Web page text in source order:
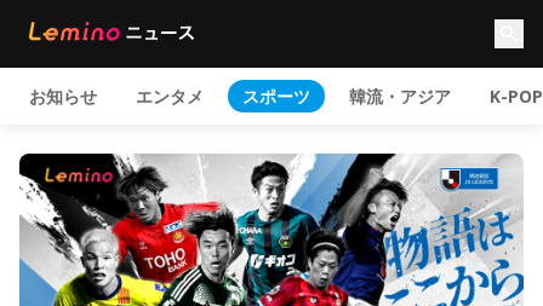
お知らせ エンタメ スポーツ 韓流・アジア K-POP